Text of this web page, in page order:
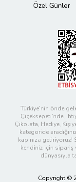
Özel Günler
Türkiye’nin önde
Çiçeksepeti’nde,
Çikolata, Hediye,
kategoride
kapınıza
kendiniz için sipariş
dünyasıyla
Copyright ©